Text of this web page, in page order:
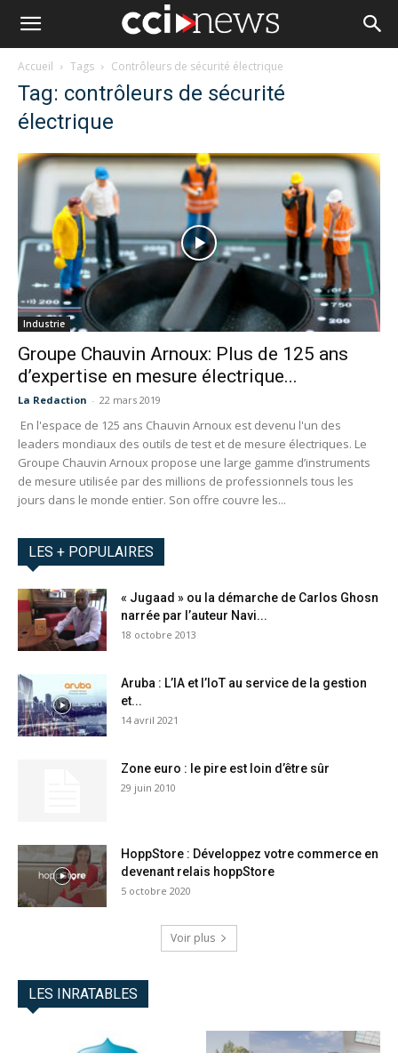
Accueil Tags Contrôleurs de sécurité électrique
Tag: contrôleurs de sécurité
électrique
Industrie
Groupe Chauvin Arnoux: Plus de 125 ans
d’expertise en mesure électrique...
La Redaction - 22 mars 2019
En l'espace de 125 ans Chauvin Arnoux est devenu l'un des
leaders mondiaux des outils de test et de mesure électriques. Le
Groupe Chauvin Arnoux propose une large gamme d’instruments
de mesure utilisée par des millions de professionnels tous les
jours dans le monde entier. Son offre couvre les...
LES + POPULAIRES
« Jugaad » ou la démarche de Carlos Ghosn
narrée par l’auteur Navi...
18 octobre 2013
Aruba : L’IA et l’IoT au service de la gestion
et...
14 avril 2021
Zone euro : le pire est loin d’être sûr
29 juin 2010
HoppStore : Développez votre commerce en
devenant relais hoppStore
5 octobre 2020
Voir plus
LES INRATABLES